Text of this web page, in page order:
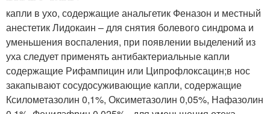
капли в ухо, содержащие анальгетик Феназон и местный
анестетик Лидокаин – для снятия болевого синдрома и
уменьшения воспаления, при появлении выделений из
уха следует применять антибактериальные капли
содержащие Рифампицин или Ципрофлоксацин;в нос
закапывают сосудосуживающие капли, содержащие
Ксилометазолин 0,1%, Оксиметазолин 0,05%, Нафазолин